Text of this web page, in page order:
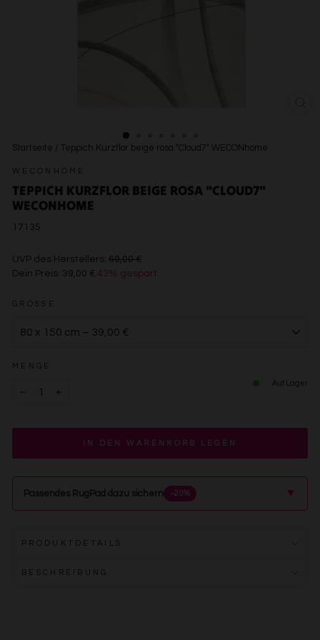
Startseite / Teppich Kurzflor beige rosa "Cloud7" WECONhome
WECONHOME
TEPPICH KURZFLOR BEIGE ROSA "CLOUD7"
WECONHOME
17135
UVP des Herstellers: 69,00 €€69,00
Dein Preis: 39,00 € 43% gespart
GRÖSSE
MENGE
Auf Lager
IN DEN WARENKORB LEGEN
Passendes RugPad dazu sichern −20% ▲
PRODUKTDETAILS
BESCHREIBUNG